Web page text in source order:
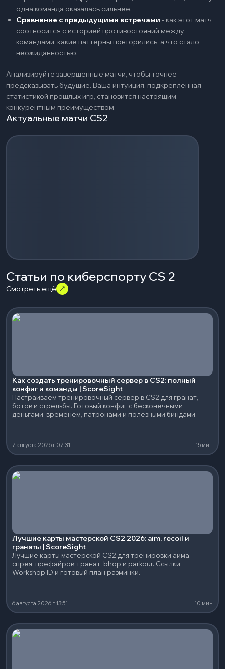
одна команда оказалась сильнее.
Сравнение с предыдущими встречами - как этот матч
соотносится с историей противостояний между
командами, какие паттерны повторились, а что стало
неожиданностью.
Анализируйте завершенные матчи, чтобы точнее
предсказывать будущие. Ваша интуиция, подкрепленная
статистикой прошлых игр, становится настоящим
конкурентным преимуществом.
Актуальные матчи CS2
Загрузка событий...
Статьи по киберспорту CS 2
Смотреть ещё
Как создать тренировочный сервер в CS2: полный
конфиг и команды | ScoreSight
Настраиваем тренировочный сервер в CS2 для гранат,
ботов и стрельбы. Готовый конфиг с бесконечными
деньгами, временем, патронами и полезными биндами.
7 августа 2026 г.07:31 15 мин
Лучшие карты мастерской CS2 2026: aim, recoil и
гранаты | ScoreSight
Лучшие карты мастерской CS2 для тренировки аима,
спрея, префайров, гранат, bhop и parkour. Ссылки,
Workshop ID и готовый план разминки.
6 августа 2026 г.13:51 10 мин